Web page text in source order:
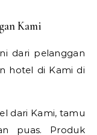
Kami
dari pelanggan
hotel di Kami di
dari Kami, tamu
puas. Produk